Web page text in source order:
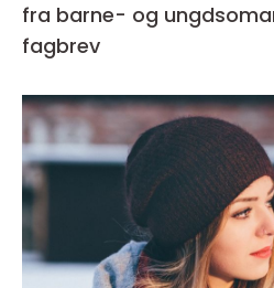
fra barne- og
fagbrev